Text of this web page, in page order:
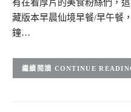
有在看厚片的美食粉絲們，
藏版本早晨仙境早餐/早午餐
鐘…
CONTINUE